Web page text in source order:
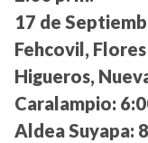
17 de
Fehcovil,
Higueros,
Caralampio:
Aldea Suyapa: